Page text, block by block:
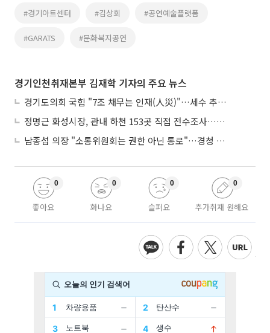
#경기아트센터 #김상회 #공연예술플랫폼
#GARATS #문화복지공연
경기인천취재본부 김재학 기자의 주요 뉴스
경기도의회 국힘 "7조 채무는 인재(人災)"…세수 추계 조작 의혹 제기
정명근 화성시장, 관내 하천 153곳 직접 전수조사…불법시설 정비
남종섭 의장 "소통위원회는 권한 아닌 통로"…경청 의회 만든다
좋아요
0
화나요
0
슬퍼요
0
추가취재 원해요
0